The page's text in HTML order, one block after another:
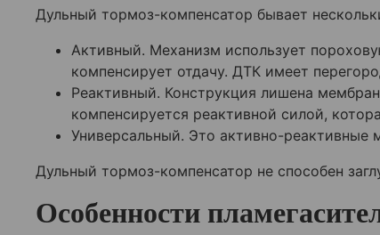
Дульный тормоз-компенсатор бывает
Активный. Механизм использует
компенсирует отдачу. ДТК имеет
Реактивный. Конструкция лишена
компенсируется реактивной силой,
Универсальный. Это активно-реактивные
Дульный тормоз-компенсатор не способен
Особенности